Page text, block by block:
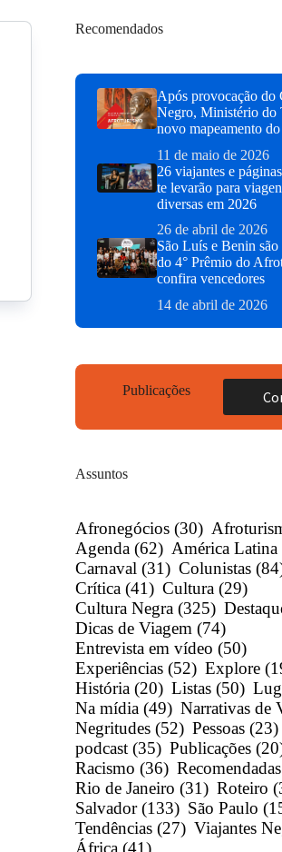
Recomendados
Após provocação do
Negro, Ministério do
novo mapeamento
11 de maio de 2026
26 viajantes e
te levarão para
diversas em 2026
26 de abril de 2026
São Luís e Benin são
do 4° Prêmio do
confira vencedores
14 de abril de 2026
Publicações
Assuntos
Afronegócios (30)
Agenda (62) América Latina
Carnaval (31) Colunistas
Crítica (41) Cultura (29)
Cultura Negra (325)
Dicas de Viagem (74)
Entrevista em vídeo (50)
Experiências (52) Explore
História (20) Listas (50)
Na mídia (49) Narrativas de
Negritudes (52) Pessoas (23)
podcast (35) Publicações
Racismo (36) Recomendadas
Rio de Janeiro (31) Roteiro
Salvador (133) São Paulo
Tendências (27) Viajantes
África (41)